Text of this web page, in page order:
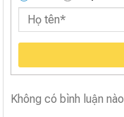
Không có bình luận nào